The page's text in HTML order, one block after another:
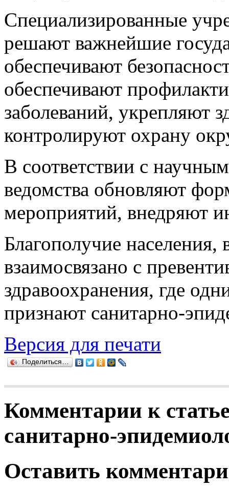
Специализированные
решают важнейшие
обеспечивают
обеспечивают
заболеваний, укрепляют
контролируют охрану
В соответствии с
ведомства обновляют
мероприятий, внедряют
Благополучие
взаимосвязано с
здравоохранения, где
признают санитарно-
Версия для печати
Поделиться…
Комментарии к
санитарно-
Оставить